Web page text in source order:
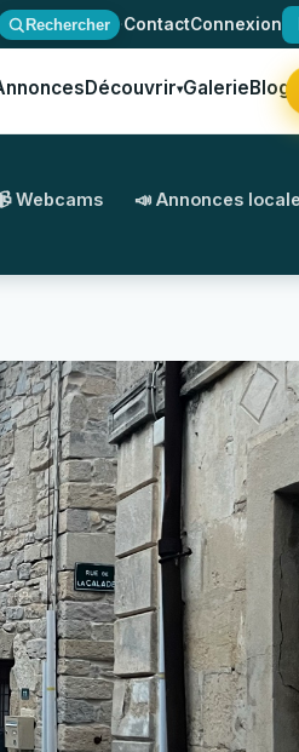
Rechercher ·ContactConnexion
Découvrir▾GalerieBlog
Webcams 📣 Annonces